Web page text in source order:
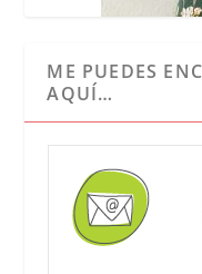
ME PUEDES
AQUÍ…